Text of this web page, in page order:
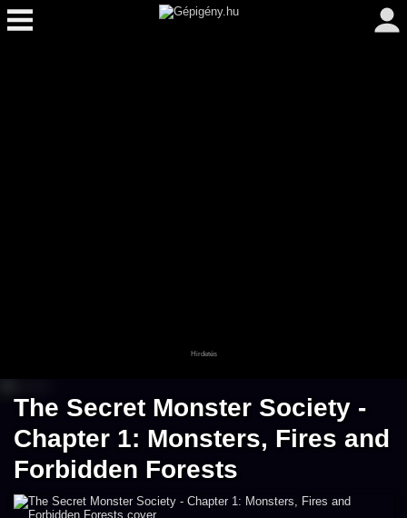
The Secret Monster Society -
Chapter 1: Monsters, Fires and
Forbidden Forests